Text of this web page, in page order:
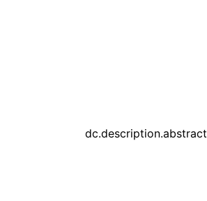
dc.description.abstract